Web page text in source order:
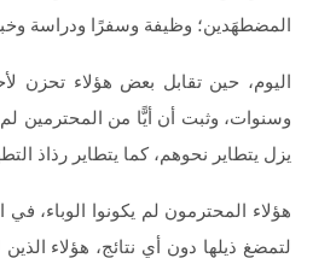
المضطهَدين؛ وظيفة وسفرًا ودراسة
اليوم، حين تقابل بعض هؤلاء تحزن
وسنوات، وثبت أن أيًّا من المحترمين
يزل يتطاير نحوهم، كما يتطاير رذاذ
هؤلاء المحترمون لم يكونوا الوباء،
لتمضغ ذيلها دون أي نتائج، هؤلاء